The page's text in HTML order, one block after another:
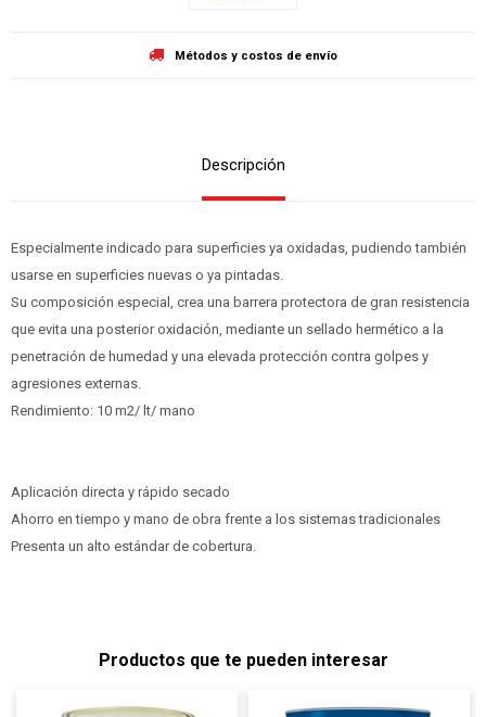
Métodos y costos de envío
Descripción
Especialmente indicado para superficies ya oxidadas, pudiendo también
usarse en superficies nuevas o ya pintadas.
Su composición especial, crea una barrera protectora de gran resistencia
que evita una posterior oxidación, mediante un sellado hermético a la
penetración de humedad y una elevada protección contra golpes y
agresiones externas.
Rendimiento: 10 m2/ lt/ mano
Aplicación directa y rápido secado
Ahorro en tiempo y mano de obra frente a los sistemas tradicionales
Presenta un alto estándar de cobertura.
Productos que te pueden interesar